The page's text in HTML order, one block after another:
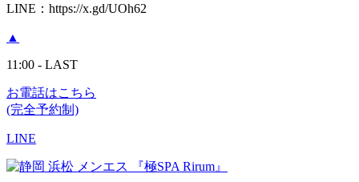
LINE：https://x.gd/UOh62
▲
11:00 - LAST
お電話はこちら
(完全予約制)
LINE